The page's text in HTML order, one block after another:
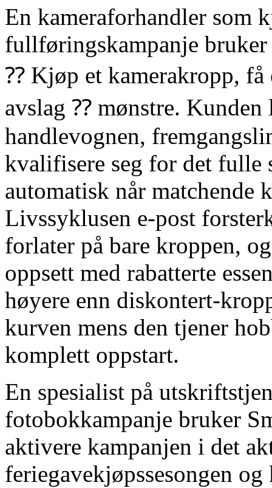
En kameraforhandler som
fullføringskampanje
⁇ Kjøp et kamerakropp, få
avslag ⁇ mønstre.
handlevognen,
kvalifisere seg for det fulle
automatisk når matchende
Livssyklusen e-post
forlater på bare kroppen,
oppsett med rabatterte
høyere enn diskontert-
kurven mens den tjener
komplett oppstart.
En spesialist på
fotobokkampanje bruker
aktivere kampanjen i det
feriegavekjøpssesongen